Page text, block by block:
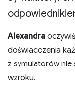
Alexandra
doświadczenia
z symulatorów nie
wzroku.